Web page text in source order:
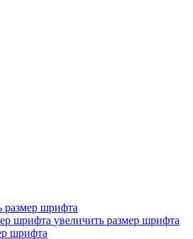
размер шрифта
увеличить размер шрифта